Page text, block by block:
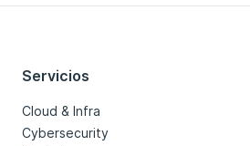
Servicios
Cloud & Infra
Cybersecurity